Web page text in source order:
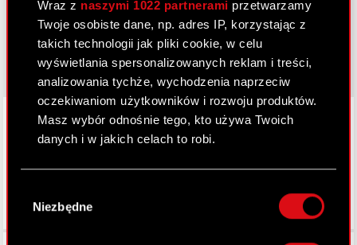
Wraz z naszymi 1022 partnerami przetwarzamy
Twoje osobiste dane, np. adres IP, korzystając z
takich technologii jak pliki cookie, w celu
wyświetlania spersonalizowanych reklam i treści,
analizowania tychże, wychodzenia naprzeciw
oczekiwaniom użytkowników i rozwoju produktów.
Masz wybór odnośnie tego, kto używa Twoich
danych i w jakich celach to robi.
lokalizacji geograficznej z dokładnością nawet
zgody
Niezbędne
cyberpunk.net
gear.cdprojektred.com
LinkedIn